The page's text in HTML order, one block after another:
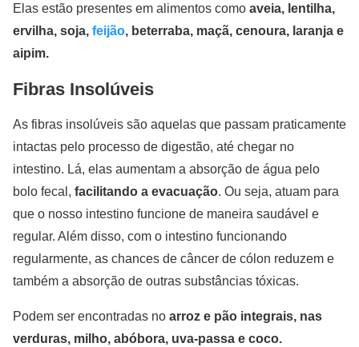
Elas estão presentes em alimentos como aveia, lentilha,
ervilha, soja, feijão, beterraba, maçã, cenoura, laranja e
aipim.
Fibras Insolúveis
As fibras insolúveis são aquelas que passam praticamente
intactas pelo processo de digestão, até chegar no
intestino. Lá, elas aumentam a absorção de água pelo
bolo fecal, facilitando a evacuação. Ou seja, atuam para
que o nosso intestino funcione de maneira saudável e
regular. Além disso, com o intestino funcionando
regularmente, as chances de câncer de cólon reduzem e
também a absorção de outras substâncias tóxicas.
Podem ser encontradas no arroz e pão integrais, nas
verduras, milho, abóbora, uva-passa e coco.